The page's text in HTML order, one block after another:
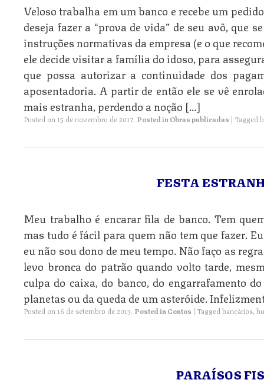
Veloso trabalha em um banco e recebe um
deseja fazer a “prova de vida” de seu avô, que
instruções normativas da empresa (e o que
ele decide visitar a família do idoso, para
que possa autorizar a continuidade dos
aposentadoria. A partir de então ele se vê
mais estranha, perdendo a noção […]
Posted on 15 de novembro de 2017. Posted in Obras publicadas | Tagged
FESTA
Meu trabalho é encarar fila de banco. Tem
mas tudo é fácil para quem não tem que fazer.
eu não sou dono de meu tempo. Não faço as
levo bronca do patrão quando volto tarde,
culpa do caixa, do banco, do engarrafamento
planetas ou da queda de um asteróide.
Posted on 16 de setembro de 2013. Posted inContos | Taggedbancários,
PARAÍSOS